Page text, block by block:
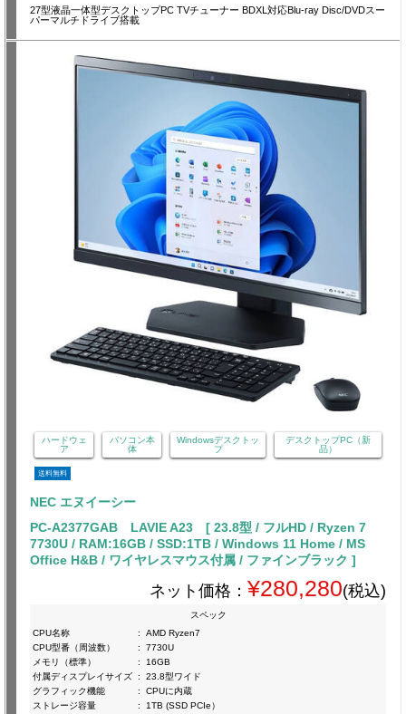
27型液晶一体型デスクトップPC TVチューナー BDXL対応Blu-ray Disc/DVDスー
パーマルチドライブ搭載
ハードウェ
ア
パソコン本
体
Windowsデスクトッ
プ
デスクトップPC（新
品）
送料無料
NEC エヌイーシー
PC-A2377GAB LAVIE A23 [ 23.8型 / フルHD / Ryzen 7
7730U / RAM:16GB / SSD:1TB / Windows 11 Home / MS
Office H&B / ワイヤレスマウス付属 / ファインブラック ]
ネット価格： ¥280,280(税込)
スペック
CPU名称
:
AMD Ryzen7
CPU型番（周波数）
:
7730U
メモリ（標準）
:
16GB
付属ディスプレイサイズ :
23.8型ワイド
グラフィック機能
:
CPUに内蔵
ストレージ容量
: 1TB (SSD PCIe）